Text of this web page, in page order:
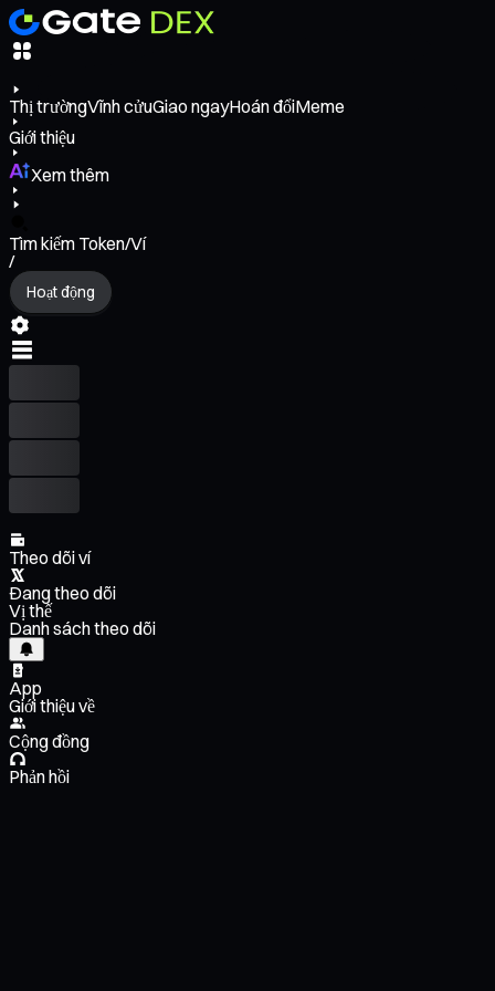
Thị trườngVĩnh cửuGiao ngayHoán đổiMeme
Giới thiệu
Xem thêm
Tìm kiếm Token/Ví
/
Hoạt động
Theo dõi ví
Đang theo dõi
Vị thế
Danh sách theo dõi
App
Giới thiệu về
Cộng đồng
Phản hồi